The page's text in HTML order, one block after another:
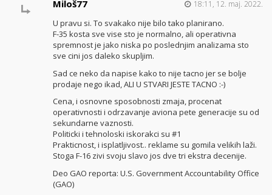
Miloš77 18:11, 12. maj. 2022.
U pravu si. To svakako nije bilo tako planirano.
F-35 kosta sve vise sto je normalno, ali operativna
spremnost je jako niska po poslednjim analizama sto
sve cini jos daleko skupljim.
Sad ce neko da napise kako to nije tacno jer se bolje
prodaje nego ikad, ALI U STVARI JESTE TACNO :-)
Cena, i osnovne sposobnosti zmaja, procenat
operativnosti i odrzavanje aviona pete generacije su od
sekundarne vaznosti.
Politicki i tehnoloski iskorakci su #1
Prakticnost, i isplatljivost.. reklame su gomila velikih laži.
Stoga F-16 zivi svoju slavo jos dve tri ekstra decenije.
Deo GAO reporta: U.S. Government Accountability Office
(GAO)